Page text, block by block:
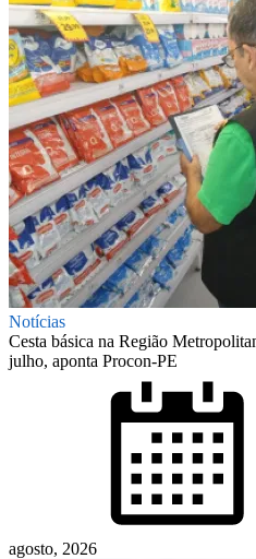
Notícias
Cesta básica na Região
julho, aponta Procon-PE
agosto, 2026